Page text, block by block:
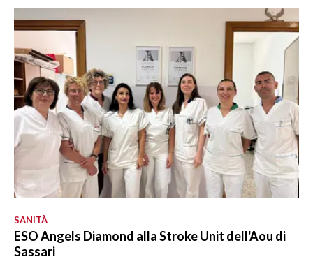
SANITÀ
ESO Angels Diamond alla Stroke Unit dell'Aou di
Sassari